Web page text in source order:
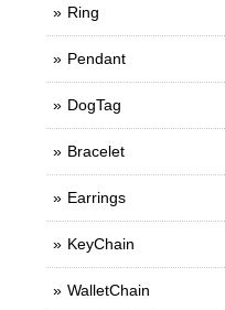
Ring
Pendant
DogTag
Bracelet
Earrings
KeyChain
WalletChain